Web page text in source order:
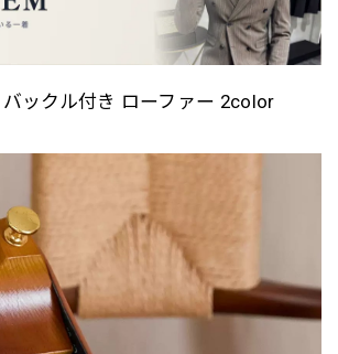
ックル付き ローファー 2color